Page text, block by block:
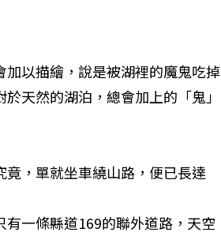
以描繪，說是被湖裡的魔鬼吃掉
天然的湖泊，總會加上的「鬼」
，單就坐車繞山路，便已長達
一條縣道169的聯外道路，天空